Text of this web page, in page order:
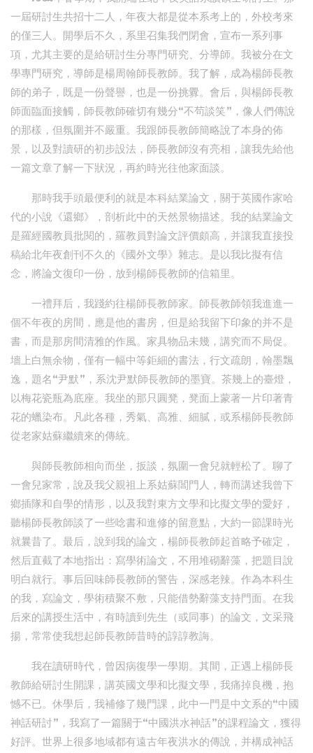
一屆研討生共招十二人，年夜大都是從本系考上的，外校考來
的僅三人。開學后不久，系里召集我們閉會，宣布一系列事
項，尤其主要的是給研討生分專門研究、分導師。我被分在文
學專門研究，導師是楊周翰師長教師。我了解，成為楊師長教
師的弟子，既是一份聲譽，也是一份挑釁。會后，與楊師長教
師面臨面接觸，師長教師確切有幾分“不茍談笑”，像人們傳說
的那樣，但氛圍并不嚴重。我跟師長教師簡略說了本身的佈
景，以及對讀研的初步設法，師長教師沒有亮相，讓我先給他
一篇文章了解一下狀況，再約時光往他家面談。
那時我手頭最便利的就是本科結業論文，關于英國作家哈
代的小說《還鄉》，剖析此中的天然景物描述。我的結業論文
是羅經國教員批閱的，羅教員對論文評價頗高，并讓我直接投
稿給北年夜創刊不久的《國外文學》雜志。是以我比擬有信
念，將論文復印一份，放到楊師長教師的信箱里。
一禮拜后，我踐約往楊師長教師家。師長教師領我進進一
個不年夜的房間，應是他的書房，但是給我留下印象的并不是
書，而是那房間清雅的作風。家具物品未幾，講究而不局促。
墻上白無余物，僅有一幅中等鉅細的書法，行文疏朗，翰墨飄
逸，題名“尹默”，系沈尹默師長教師的墨寶。茶幾上的臺燈，
以梅花瓷瓶為底座。我坐的那只圓凳，凳面上蒙著一片印著青
花的蠟染布。凡此各種，秀氣、高雅、細膩，或系楊師長教師
從老家姑蘇繼續來的傳統。
與師長教師相向而坐，扳談，氛圍一會兒就輕松了。聊了
一會兒家常，說及我父親祖上系姑蘇閶門人，轉而講述我曾下
鄉插隊和自學的情形，以及我對東方文學和比擬文學的愛好，
聽楊師長教師談了一些唸書和進修的留意點，大約一節課時光
就曩昔了。最后，說到我的論文，楊師長教師起首略予確定，
然后直截了本地指出：寫學術論文，不用堆砌辭藻，把題目說
明白就行。事后回味師長教師的警告，深感老辣。作為本科生
的我，寫論文，學術積聚不敷，只能借勢辭藻支持門面。在我
后來的講授生活中，有時讀到先生（或同事）的論文，文采飛
揚，常常使我想起師長教師昔時的諄諄教誨。
我在讀研時代，曾因病復學一學期。其間，正遇上楊師長
教師給研討生開課，講英國文學和比擬文學，我痛掉良機，抱
憾不已。休學后，我補修了幾門課，此中一門是中文系的“中國
神話研討”，我寫了一篇關于“中國洪水神話”的課程論文，獲得
好評。世界上很多地域都有遠古年夜洪水的傳說，并構成神話